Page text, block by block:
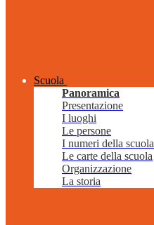
Scuola
Panoramica
Presentazione
I luoghi
Le persone
I numeri della scuola
Le carte della scuola
Organizzazione
La storia